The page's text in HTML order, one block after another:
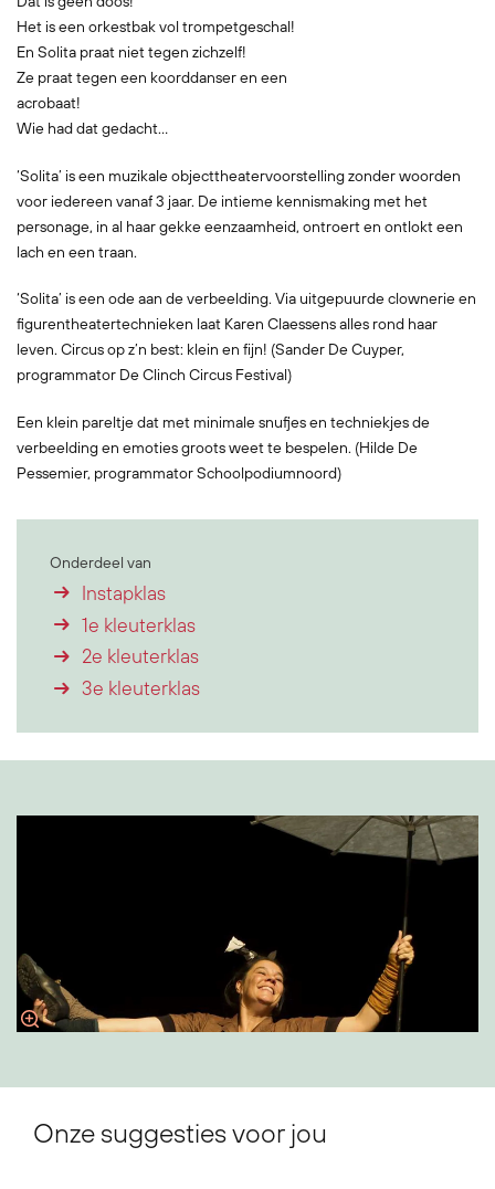
Het is een orkestbak vol trompetgeschal!
En Solita praat niet tegen zichzelf!
Ze praat tegen een koorddanser en een
acrobaat!
Wie had dat gedacht...
‘Solita’ is een muzikale objecttheatervoorstelling zonder woorden
voor iedereen vanaf 3 jaar. De intieme kennismaking met het
personage, in al haar gekke eenzaamheid, ontroert en ontlokt een
lach en een traan.
‘Solita’ is een ode aan de verbeelding. Via uitgepuurde clownerie en
figurentheatertechnieken laat Karen Claessens alles rond haar
leven. Circus op z’n best: klein en fijn! (Sander De Cuyper,
programmator De Clinch Circus Festival)
Een klein pareltje dat met minimale snufjes en techniekjes de
verbeelding en emoties groots weet te bespelen. (Hilde De
Pessemier, programmator Schoolpodiumnoord)
Onderdeel van
Instapklas
1e kleuterklas
2e kleuterklas
3e kleuterklas
Onze suggesties voor jou